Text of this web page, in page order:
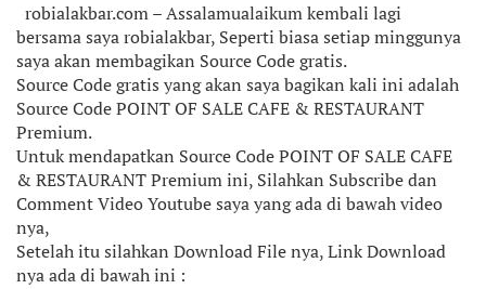
robialakbar.com – Assalamualaikum kembali lagi
bersama saya robialakbar, Seperti biasa setiap minggunya
saya akan membagikan Source Code gratis.
Source Code gratis yang akan saya bagikan kali ini adalah
Source Code POINT OF SALE CAFE & RESTAURANT
Premium.
Untuk mendapatkan Source Code POINT OF SALE CAFE
& RESTAURANT Premium ini, Silahkan Subscribe dan
Comment Video Youtube saya yang ada di bawah video
nya,
Setelah itu silahkan Download File nya, Link Download
nya ada di bawah ini :